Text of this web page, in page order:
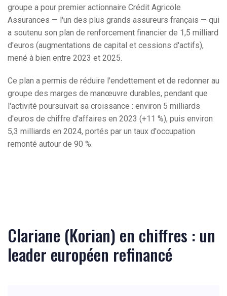
groupe a pour premier actionnaire Crédit Agricole
Assurances — l'un des plus grands assureurs français — qui
a soutenu son plan de renforcement financier de 1,5 milliard
d'euros (augmentations de capital et cessions d'actifs),
mené à bien entre 2023 et 2025.
Ce plan a permis de réduire l'endettement et de redonner au
groupe des marges de manœuvre durables, pendant que
l'activité poursuivait sa croissance : environ 5 milliards
d'euros de chiffre d'affaires en 2023 (+11 %), puis environ
5,3 milliards en 2024, portés par un taux d'occupation
remonté autour de 90 %.
Clariane (Korian) en chiffres : un
leader européen refinancé